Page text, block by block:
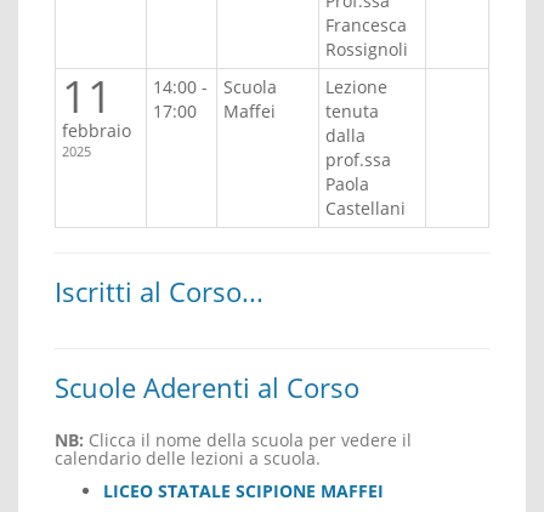
Francesca
Rossignoli
11
febbraio
2025
14:00 -
17:00
Scuola
Maffei
Lezione
tenuta
dalla
prof.ssa
Paola
Castellani
Iscritti al Corso...
Scuole Aderenti al Corso
NB: Clicca il nome della scuola per vedere il
calendario delle lezioni a scuola.
LICEO STATALE SCIPIONE MAFFEI